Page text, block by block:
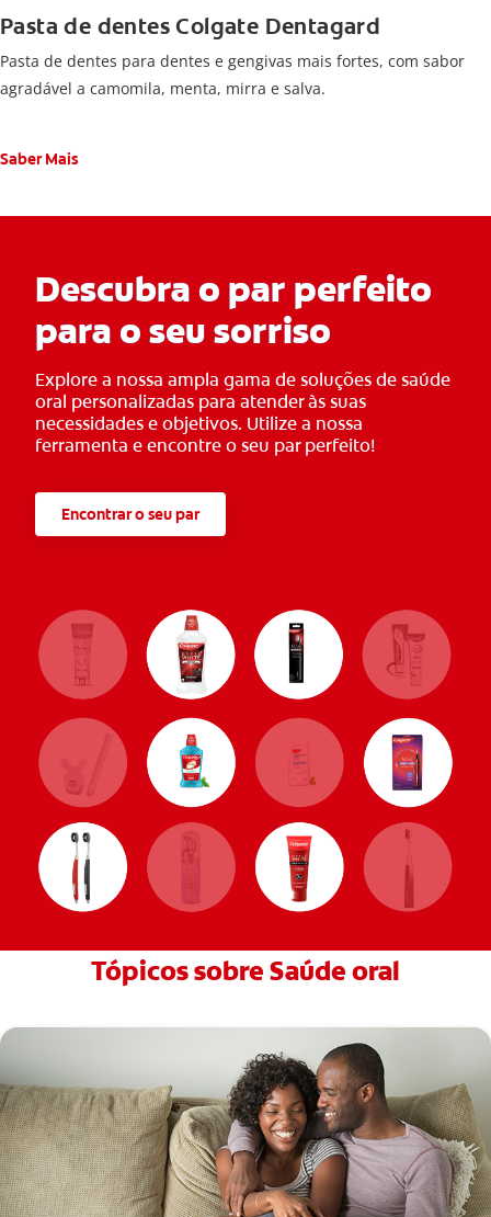
Pasta de dentes Colgate Dentagard
Pasta de dentes para dentes e gengivas mais fortes, com sabor
agradável a camomila, menta, mirra e salva.
Saber Mais
Descubra o par perfeito
para o seu sorriso
Explore a nossa ampla gama de soluções de saúde
oral personalizadas para atender às suas
necessidades e objetivos. Utilize a nossa
ferramenta e encontre o seu par perfeito!
Encontrar o seu par
Tópicos sobre Saúde oral